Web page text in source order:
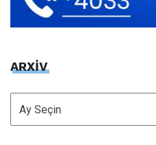
ARXİV
ARXİV